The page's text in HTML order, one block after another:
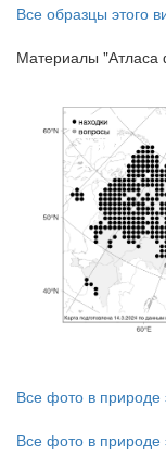
Все образцы этого
Материалы
Все фото в природе
Все фото в природе